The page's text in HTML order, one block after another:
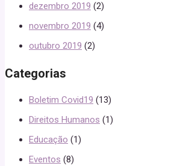
dezembro 2019 (2)
novembro 2019 (4)
outubro 2019 (2)
Categorias
Boletim Covid19 (13)
Direitos Humanos (1)
Educação (1)
Eventos (8)